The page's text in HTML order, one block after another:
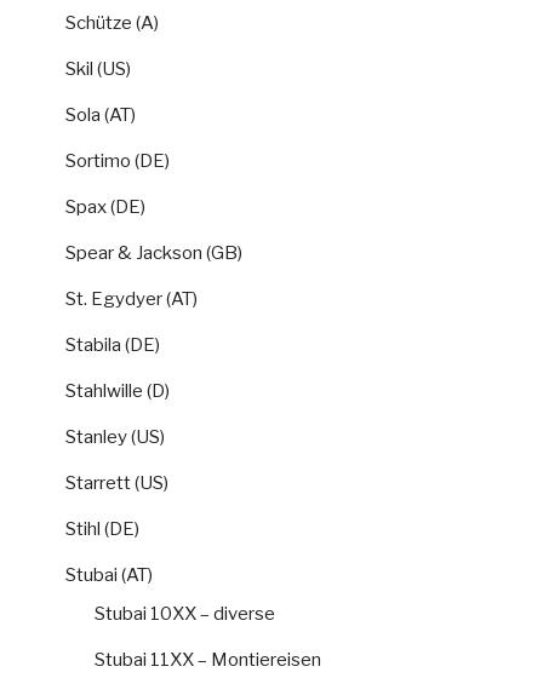
Schütze (A)
Skil (US)
Sola (AT)
Sortimo (DE)
Spax (DE)
Spear & Jackson (GB)
St. Egydyer (AT)
Stabila (DE)
Stahlwille (D)
Stanley (US)
Starrett (US)
Stihl (DE)
Stubai (AT)
Stubai 10XX – diverse
Stubai 11XX – Montiereisen